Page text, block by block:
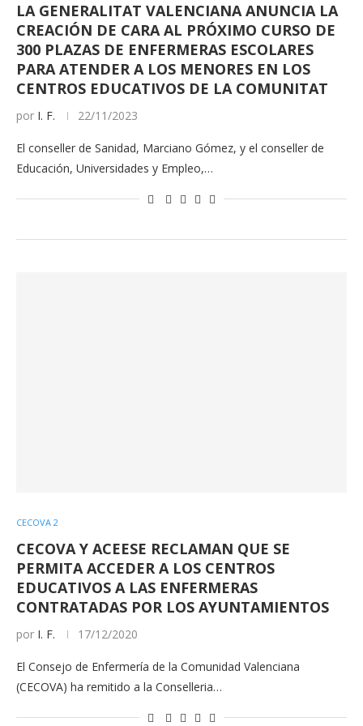
LA GENERALITAT VALENCIANA ANUNCIA LA
CREACIÓN DE CARA AL PRÓXIMO CURSO DE
300 PLAZAS DE ENFERMERAS ESCOLARES
PARA ATENDER A LOS MENORES EN LOS
CENTROS EDUCATIVOS DE LA COMUNITAT
por I. F. 22/11/2023
El conseller de Sanidad, Marciano Gómez, y el conseller de
Educación, Universidades y Empleo,…
CECOVA 2
CECOVA Y ACEESE RECLAMAN QUE SE
PERMITA ACCEDER A LOS CENTROS
EDUCATIVOS A LAS ENFERMERAS
CONTRATADAS POR LOS AYUNTAMIENTOS
por I. F. 17/12/2020
El Consejo de Enfermería de la Comunidad Valenciana
(CECOVA) ha remitido a la Conselleria…